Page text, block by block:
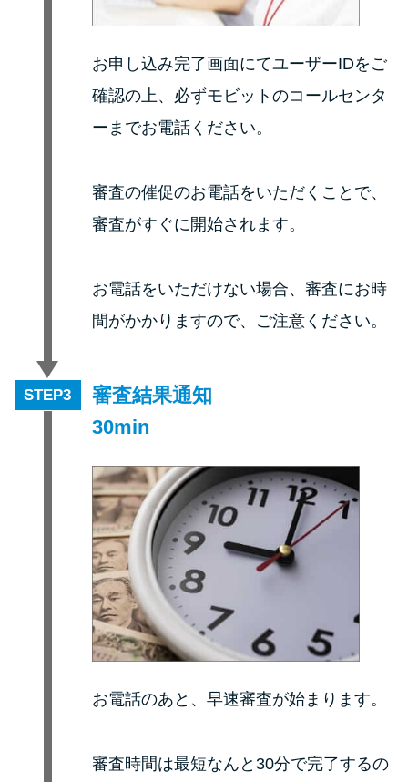
方法はどれ？
年収が低い＆他社借入があると
落ちる？バンクイックの口コミ
を分析
合わせ先とシーン別の問い合わ
せ方法
お申し込み完了画面にてユーザーIDをご
確認の上、必ずモビットのコールセンタ
ーまでお電話ください。
審査の催促のお電話をいただくことで、
審査がすぐに開始されます。
お電話をいただけない場合、審査にお時
間がかかりますので、ご注意ください。
STEP
審査結果通知
30min
お電話のあと、早速審査が始まります。
審査時間は最短なんと30分で完了するの